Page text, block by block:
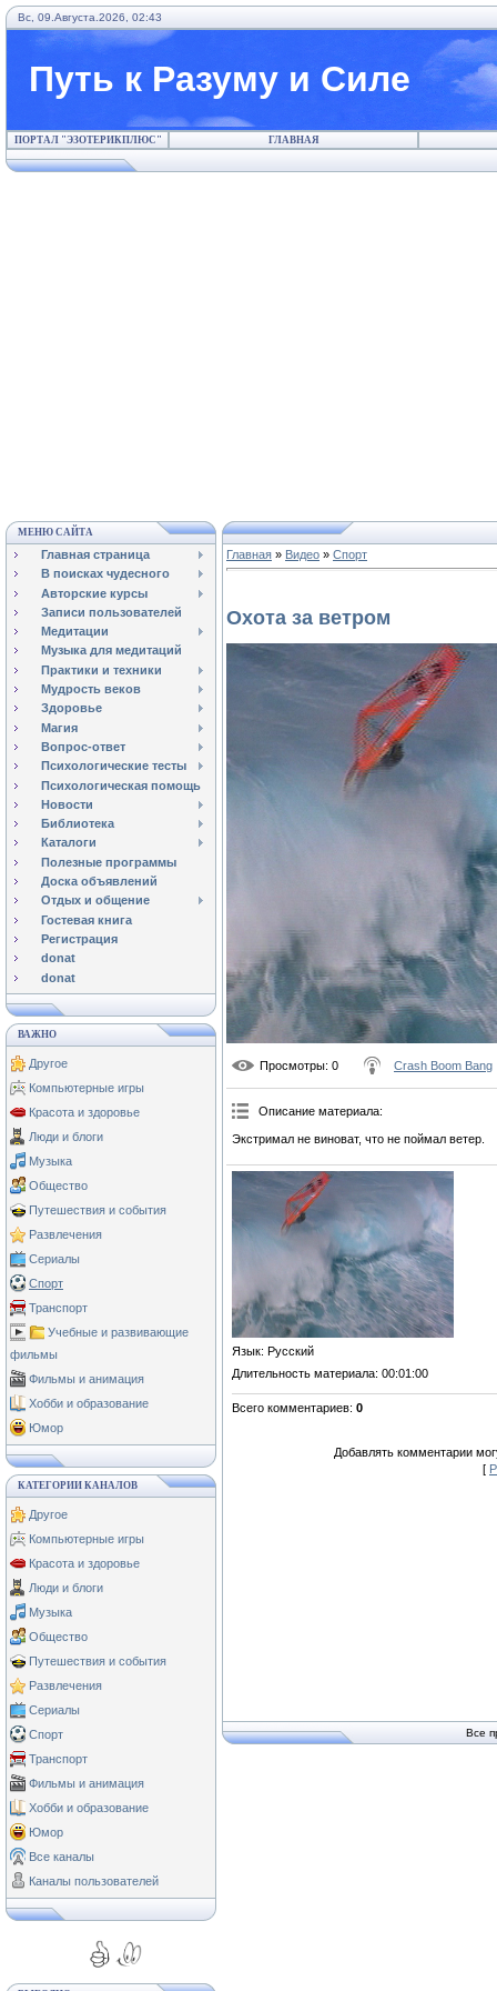
Вс, 09.Августа.2026, 02:43
Путь к Разуму и Силе
ПОРТАЛ "ЭЗОТЕРИКПЛЮС" ГЛАВНАЯ
МЕНЮ САЙТА
Главная страница
В поисках чудесного
Авторские курсы
Записи пользователей
Медитации
Музыка для медитаций
Практики и техники
Мудрость веков
Здоровье
Магия
Вопрос-ответ
Психологические тесты
Психологическая помощь
Новости
Библиотека
Каталоги
Полезные программы
Доска объявлений
Отдых и общение
Гостевая книга
Регистрация
donat
donat
ВАЖНО
Другое
Компьютерные игры
Красота и здоровье
Люди и блоги
Музыка
Общество
Путешествия и события
Развлечения
Сериалы
Спорт
Транспорт
Учебные и развивающие
фильмы
Фильмы и анимация
Хобби и образование
Юмор
КАТЕГОРИИ КАНАЛОВ
Другое
Компьютерные игры
Красота и здоровье
Люди и блоги
Музыка
Общество
Путешествия и события
Развлечения
Сериалы
Спорт
Транспорт
Фильмы и анимация
Хобби и образование
Юмор
Все каналы
Каналы пользователей
Главная » Видео » Спорт
Охота за ветром
Просмотры: 0 Crash Boom Bang
Описание материала:
Экстримал не виноват, что не поймал ветер.
Язык: Русский
Длительность материала: 00:01:00
Всего комментариев: 0
Добавлять комментарии
[
Все